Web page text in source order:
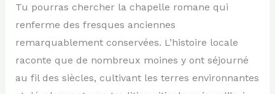
Tu pourras chercher la chapelle romane qui
renferme des fresques anciennes
remarquablement conservées. L’histoire locale
raconte que de nombreux moines y ont séjourné
au fil des siècles, cultivant les terres environnantes